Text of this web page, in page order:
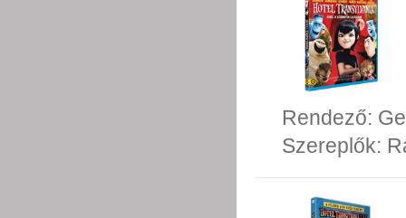
Rendező:
Szereplők: